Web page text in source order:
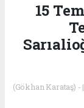
15
(Gökhan Karataş) -